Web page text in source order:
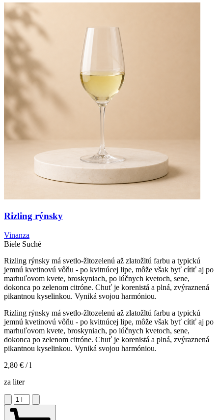
Rizling rýnsky
Vinanza
Biele Suché
Rizling rýnsky má svetlo-žltozelenú až zlatožltú farbu a typickú
jemnú kvetinovú vôňu - po kvitnúcej lipe, môže však byť cítiť aj po
marhuľovom kvete, broskyniach, po lúčnych kvetoch, sene,
dokonca po zelenom citróne. Chuť je korenistá a plná, zvýraznená
pikantnou kyselinkou. Vyniká svojou harmóniou.
Rizling rýnsky má svetlo-žltozelenú až zlatožltú farbu a typickú
jemnú kvetinovú vôňu - po kvitnúcej lipe, môže však byť cítiť aj po
marhuľovom kvete, broskyniach, po lúčnych kvetoch, sene,
dokonca po zelenom citróne. Chuť je korenistá a plná, zvýraznená
pikantnou kyselinkou. Vyniká svojou harmóniou.
2,80 € / l
za liter